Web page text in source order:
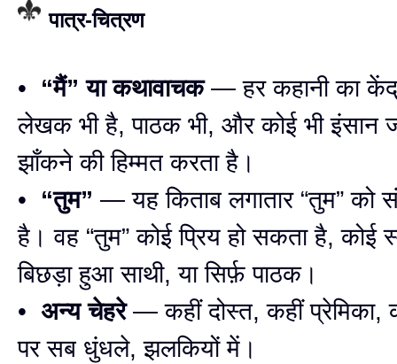
पात्र-चित्रण
• “मैं” या कथावाचक— हर कहानी का
लेखक भी है, पाठक भी, और कोई भी इंसान
झाँकने की हिम्मत करता है।
• “तुम” — यह किताब लगातार “तुम” को
है। वह “तुम” कोई प्रिय हो सकता है, कोई
बिछड़ा हुआ साथी, या सिर्फ़ पाठक।
• अन्य चेहरे— कहीं दोस्त, कहीं प्रेमिका,
पर सब धुंधले, झलकियों में।